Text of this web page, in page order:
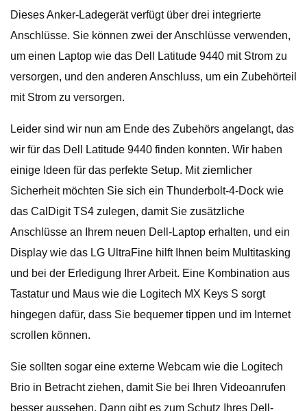
Dieses Anker-Ladegerät verfügt über drei integrierte
Anschlüsse. Sie können zwei der Anschlüsse verwenden,
um einen Laptop wie das Dell Latitude 9440 mit Strom zu
versorgen, und den anderen Anschluss, um ein Zubehörteil
mit Strom zu versorgen.
Leider sind wir nun am Ende des Zubehörs angelangt, das
wir für das Dell Latitude 9440 finden konnten. Wir haben
einige Ideen für das perfekte Setup. Mit ziemlicher
Sicherheit möchten Sie sich ein Thunderbolt-4-Dock wie
das CalDigit TS4 zulegen, damit Sie zusätzliche
Anschlüsse an Ihrem neuen Dell-Laptop erhalten, und ein
Display wie das LG UltraFine hilft Ihnen beim Multitasking
und bei der Erledigung Ihrer Arbeit. Eine Kombination aus
Tastatur und Maus wie die Logitech MX Keys S sorgt
hingegen dafür, dass Sie bequemer tippen und im Internet
scrollen können.
Sie sollten sogar eine externe Webcam wie die Logitech
Brio in Betracht ziehen, damit Sie bei Ihren Videoanrufen
besser aussehen. Dann gibt es zum Schutz Ihres Dell-